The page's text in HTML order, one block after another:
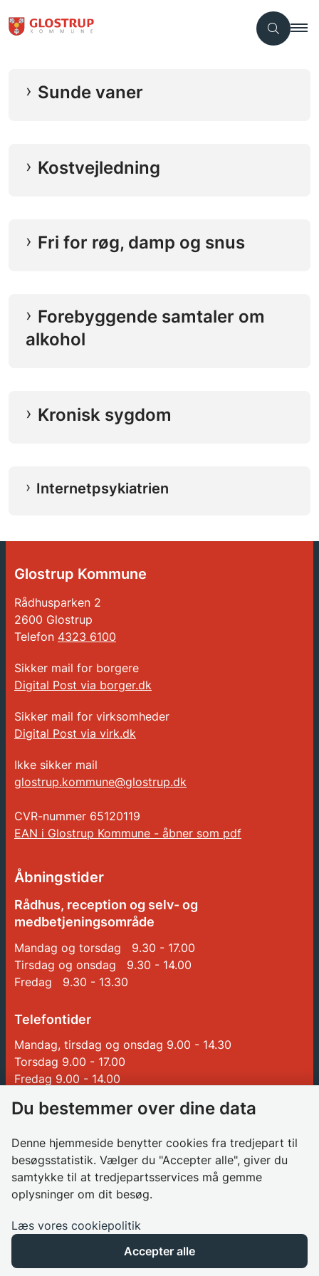
Sunde vaner
Kostvejledning
Fri for røg, damp og snus
Forebyggende samtaler om
alkohol
Kronisk sygdom
Internetpsykiatrien
Glostrup Kommune
Rådhusparken 2
2600 Glostrup
Telefon 4323 6100
Sikker mail for borgere
Digital Post via borger.dk
Sikker mail for virksomheder
Digital Post via virk.dk
Ikke sikker mail
glostrup.kommune@glostrup.dk
CVR-nummer 65120119
EAN i Glostrup Kommune - åbner som pdf
Åbningstider
Rådhus, reception og selv- og
medbetjeningsområde
Mandag og torsdag 9.30 - 17.00
Tirsdag og onsdag 9.30 - 14.00
Fredag 9.30 - 13.30
Telefontider
Mandag, tirsdag og onsdag 9.00 - 14.30
Torsdag 9.00 - 17.00
Fredag 9.00 - 14.00
Betalinger til Glostrup Kommune
Borgerrådgiver
Søg job i kommunen
Databeskyttelsesrådgiver
Cookies
Du bestemmer over dine data
Denne hjemmeside benytter cookies fra tredjepart til
besøgsstatistik. Vælger du "Accepter alle", giver du
samtykke til at tredjepartsservices må gemme
oplysninger om dit besøg.
Læs vores cookiepolitik
Accepter alle